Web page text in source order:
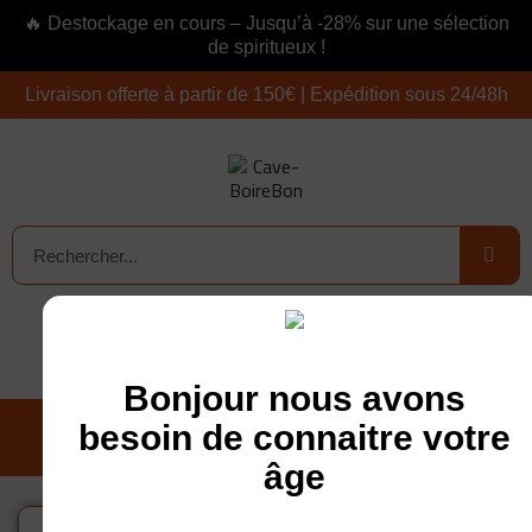
Bonjour nous avons
besoin de connaitre votre
âge
🔥 Destockage en cours – Jusqu’à -28% sur une sélection
de spiritueux !
Livraison offerte à partir de 150€ | Expédition sous 24/48h